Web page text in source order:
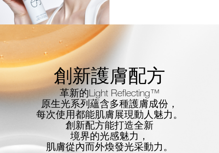
創新護膚配方
革新的Light Reflecting™
原生光系列蘊含多種護膚成份，
每次使用都能肌膚展現動人魅力。
創新配方能打造全新
境界的光感魅力，
肌膚從內而外煥發光采動力。